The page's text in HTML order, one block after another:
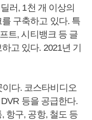
러, 1천 개 이상의
구축하고 있다. 특
트, 시티뱅크 등 글
고 있다. 2021년 기
다. 코스타비디오
등을 공급한다.
항구, 공항, 철도 등